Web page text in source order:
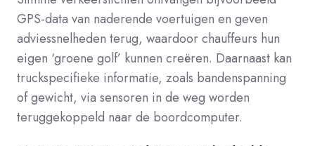
GPS-data van naderende voertuigen en geven
adviessnelheden terug, waardoor chauffeurs hun
eigen ‘groene golf’ kunnen creëren. Daarnaast kan
truckspecifieke informatie, zoals bandenspanning
of gewicht, via sensoren in de weg worden
teruggekoppeld naar de boordcomputer.